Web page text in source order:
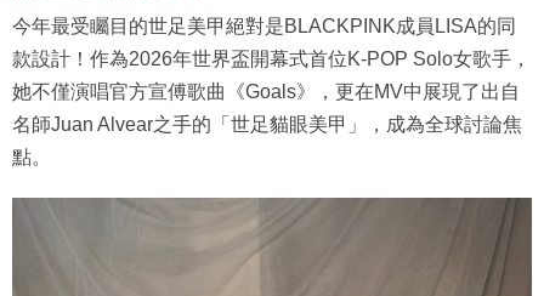
今年最受矚目的世足美甲絕對是BLACKPINK成員LISA的同
款設計！作為2026年世界盃開幕式首位K-POP Solo女歌手，
她不僅演唱官方宣傅歌曲《Goals》，更在MV中展現了出自
名師Juan Alvear之手的「世足貓眼美甲」，成為全球討論焦
點。